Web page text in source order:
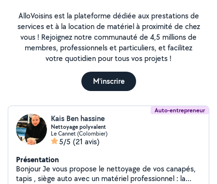
AlloVoisins est la plateforme dédiée aux prestations de
services et à la location de matériel à proximité de chez
vous ! Rejoignez notre communauté de 4,5 millions de
membres, professionnels et particuliers, et facilitez
votre quotidien pour tous vos projets !
M'inscrire
Auto-entrepreneur
Kais Ben hassine
Nettoyage polyvalent
Le Cannet (Colombier)
5/5 (21 avis)
Présentation
Bonjour Je vous propose le nettoyage de vos canapés,
tapis , siège auto avec un matériel professionnel : la